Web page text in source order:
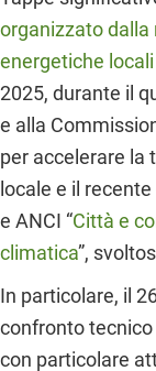
organizzato dalla
energetiche
2025, durante il
e alla
per accelerare la
locale e il
e ANCI “Città e
climatica”,
In particolare, il
confronto
con particolare